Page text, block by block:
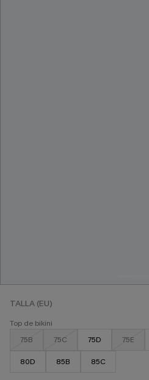
TALLA (EU)
Top de bikini
75B
75C 75D 75E
80D 85B 85C